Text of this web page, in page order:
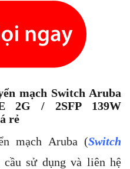
mạch Switch Aruba
2G / 2SFP 139W
rẻ
mạch Aruba (Switch
sử dụng và liên hệ